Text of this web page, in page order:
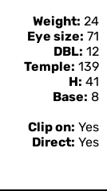
Weight: 24
Eye size: 71
DBL: 12
Temple: 139
H: 41
Base: 8
Clip on: Yes
Direct: Yes